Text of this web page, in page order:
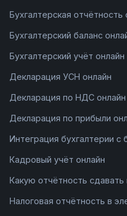
Бухгалтерская отчётность
Бухгалтерский баланс
Бухгалтерский учёт онлайн
Декларация УСН онлайн
Декларация по НДС онлайн
Декларация по прибыли
Интеграция бухгалтерии с
Кадровый учёт онлайн
Какую отчётность сдавать
Налоговая отчётность в